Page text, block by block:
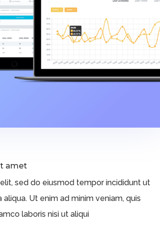
amet
sed do eiusmod tempor incididunt ut
Ut enim ad minim veniam, quis
laboris nisi ut aliqui